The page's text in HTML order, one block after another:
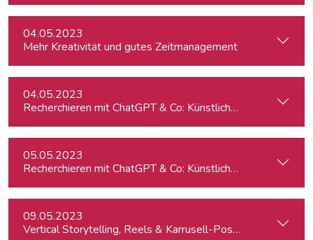
04.05.2023
Mehr Kreativität und gutes Zeitmanagement
04.05.2023
Recherchieren mit ChatGPT & Co: Künstliche Intelligenz im
05.05.2023
Recherchieren mit ChatGPT & Co: Künstliche Intelligenz im
09.05.2023
Vertical Storytelling, Reels & Karrusell-Posts für